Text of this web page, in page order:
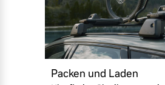
Packen und Laden